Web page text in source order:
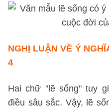
NGHỊ LUẬN VỀ Ý
4
Hai chữ "lẽ sống" tuy
điều sâu sắc. Vậy, lẽ